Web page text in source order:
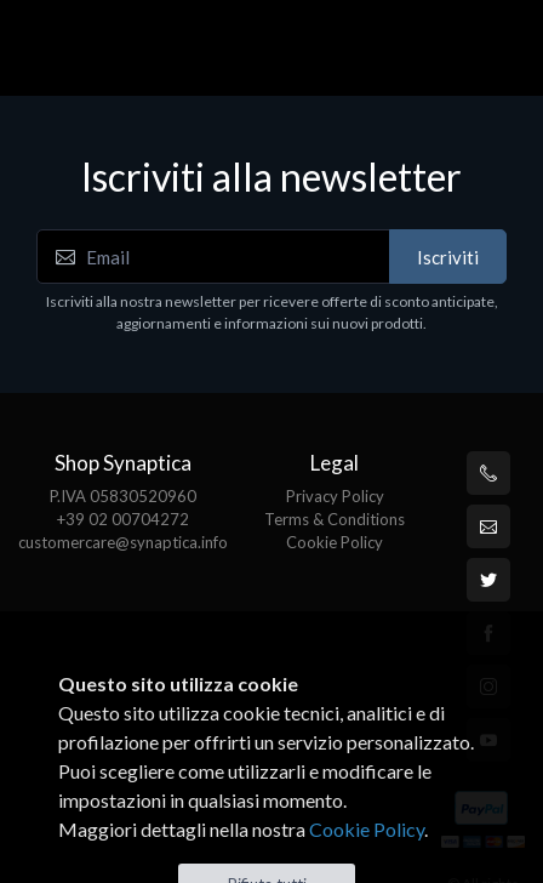
Iscriviti alla newsletter
Iscriviti
Iscriviti alla nostra newsletter per ricevere offerte di sconto anticipate,
aggiornamenti e informazioni sui nuovi prodotti.
Shop Synaptica
P.IVA 05830520960
+39 02 00704272
customercare@synaptica.info
Legal
Privacy Policy
Terms & Conditions
Cookie Policy
Questo sito utilizza cookie
Questo sito utilizza cookie tecnici, analitici e di
profilazione per offrirti un servizio personalizzato.
Puoi scegliere come utilizzarli e modificare le
impostazioni in qualsiasi momento.
Maggiori dettagli nella nostraCookie Policy.